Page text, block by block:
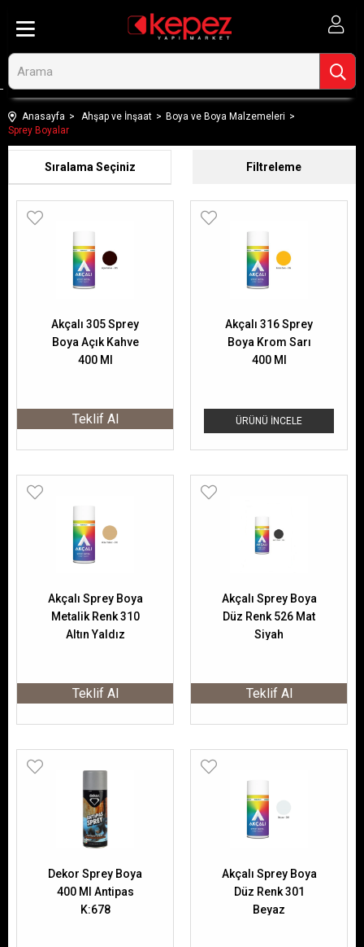
Anasayfa Ahşap ve İnşaat
Boya ve Boya Malzemeleri
Sprey Boyalar
Filtreleme
Sıralama
Akçalı 305 Sprey
Boya Açık Kahve
400 Ml
Teklif Al ÜRÜNÜ İNCELE
Akçalı 316 Sprey
Boya Krom Sarı
400 Ml
Akçalı Sprey Boya
Metalik Renk 310
Altın Yaldız
Teklif Al
Akçalı Sprey Boya
Düz Renk 526 Mat
Siyah
Teklif Al
Dekor Sprey Boya
400 Ml Antipas
K:678
Akçalı Sprey Boya
Düz Renk 301
Beyaz